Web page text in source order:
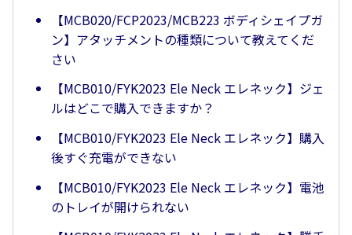
【MCB020/FCP2023/MCB223 ボディシェイプガ
ン】アタッチメントの種類について教えてくだ
さい
【MCB010/FYK2023 Ele Neck エレネック】ジェ
ルはどこで購入できますか？
【MCB010/FYK2023 Ele Neck エレネック】購入
後すぐ充電ができない
【MCB010/FYK2023 Ele Neck エレネック】電池
のトレイが開けられない